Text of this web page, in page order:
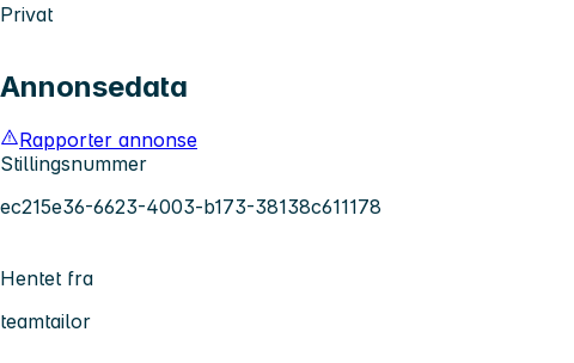
Privat
Annonsedata
Rapporter annonse
Stillingsnummer
ec215e36-6623-4003-b173-38138c611178
Hentet fra
teamtailor